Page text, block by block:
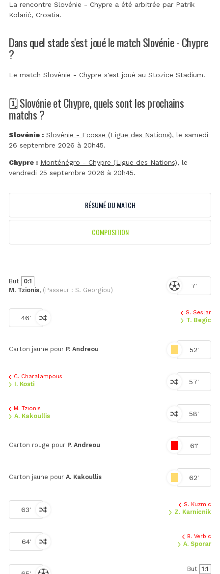
La rencontre Slovénie - Chypre a été arbitrée par Patrik
Kolarić, Croatia.
Dans quel stade s'est joué le match Slovénie - Chypre
?
Le match Slovénie - Chypre s'est joué au Stozice Stadium.
🗓️ Slovénie et Chypre, quels sont les prochains
matchs ?
Slovénie : Slovénie - Ecosse (Ligue des Nations), le samedi
26 septembre 2026 à 20h45.
Chypre : Monténégro - Chypre (Ligue des Nations), le
vendredi 25 septembre 2026 à 20h45.
RÉSUMÉ DU MATCH
COMPOSITION
7'
But
0:1
M. Tzionis, (Passeur : S. Georgiou)
46'
S. Seslar
T. Begic
52'
Carton jaune pour P. Andreou
57'
C. Charalampous
I. Kosti
58'
M. Tzionis
A. Kakoullis
61'
Carton rouge pour P. Andreou
62'
Carton jaune pour A. Kakoullis
63'
S. Kuzmic
Z. Karnicnik
64'
B. Verbic
A. Sporar
But 1:1